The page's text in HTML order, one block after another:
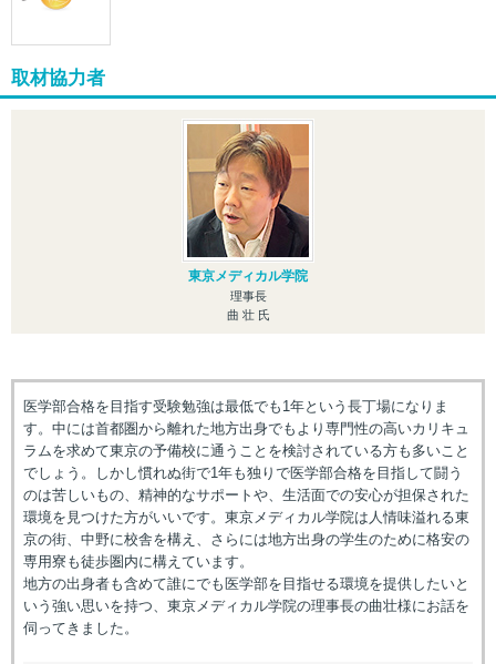
取材協力者
東京メディカル学院
理事長
曲 壮 氏
医学部合格を目指す受験勉強は最低でも1年という長丁場になりま
す。中には首都圏から離れた地方出身でもより専門性の高いカリキュ
ラムを求めて東京の予備校に通うことを検討されている方も多いこと
でしょう。しかし慣れぬ街で1年も独りで医学部合格を目指して闘う
のは苦しいもの、精神的なサポートや、生活面での安心が担保された
環境を見つけた方がいいです。東京メディカル学院は人情味溢れる東
京の街、中野に校舎を構え、さらには地方出身の学生のために格安の
専用寮も徒歩圏内に構えています。
地方の出身者も含めて誰にでも医学部を目指せる環境を提供したいと
いう強い思いを持つ、東京メディカル学院の理事長の曲壮様にお話を
伺ってきました。